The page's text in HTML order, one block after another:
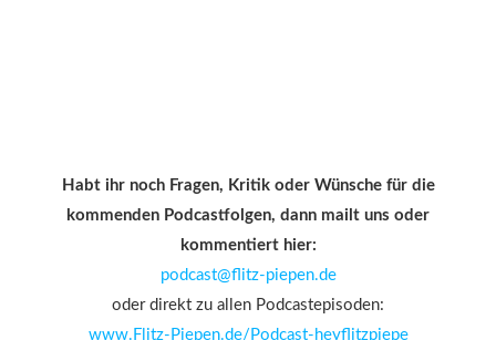
Habt ihr noch Fragen, Kritik oder Wünsche für die
kommenden Podcastfolgen, dann mailt uns oder
kommentiert hier:
podcast@flitz-piepen.de
oder direkt zu allen Podcastepisoden:
www.Flitz-Piepen.de/Podcast-heyflitzpiepe